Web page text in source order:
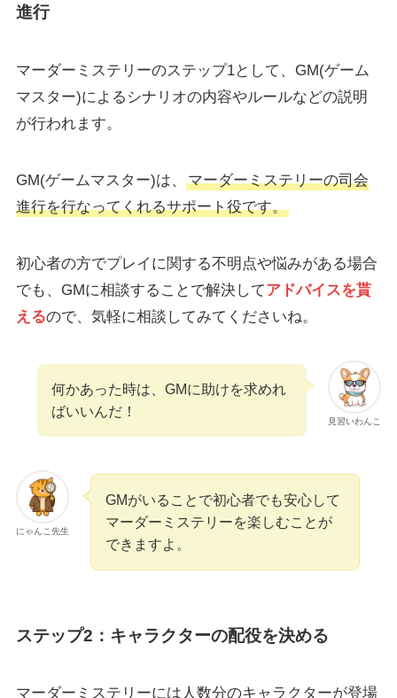
進行
マーダーミステリーのステップ1として、GM(ゲーム
マスター)によるシナリオの内容やルールなどの説明
が行われます。
GM(ゲームマスター)は、
マーダーミステリーの司会
進行を行なってくれるサポート役です。
初心者の方でプレイに関する不明点や悩みがある場合
でも、GMに相談することで解決してアドバイスを貰
えるので、気軽に相談してみてくださいね。
見習いわんこ
何かあった時は、GMに助けを求めれ
ばいいんだ！
にゃんこ先生
GMがいることで初心者でも安心して
マーダーミステリーを楽しむことが
できますよ。
ステップ2：キャラクターの配役を決める
マーダーミステリーには人数分のキャラクターが登場